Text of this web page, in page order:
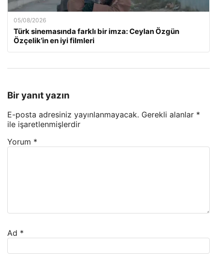
05/08/2026
Türk sinemasında farklı bir imza: Ceylan Özgün
Özçelik’in en iyi filmleri
Bir yanıt yazın
E-posta adresiniz yayınlanmayacak. Gerekli alanlar *
ile işaretlenmişlerdir
Yorum *
Ad *